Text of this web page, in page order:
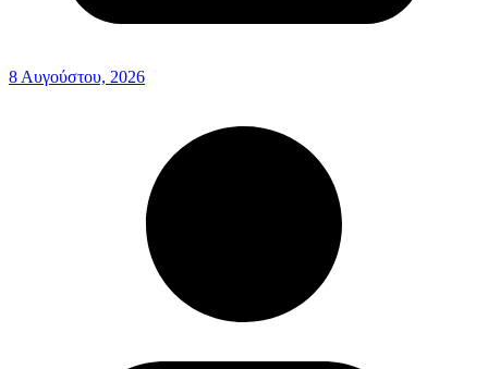
8 Αυγούστου, 2026